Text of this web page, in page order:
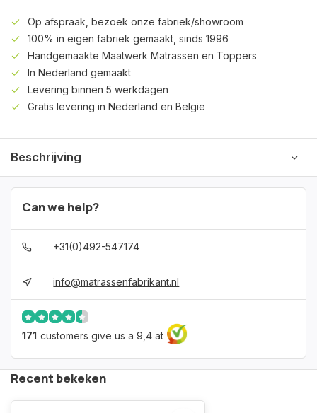
Op afspraak, bezoek onze fabriek/showroom
100% in eigen fabriek gemaakt, sinds 1996
Handgemaakte Maatwerk Matrassen en Toppers
In Nederland gemaakt
Levering binnen 5 werkdagen
Gratis levering in Nederland en Belgie
Beschrijving
Can we help?
+31(0)492-547174
info@matrassenfabrikant.nl
171 customers give us a 9,4 at
Recent bekeken